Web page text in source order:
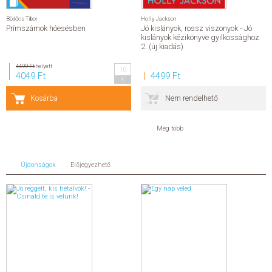
Bödőcs Tibor
Prímszámok hóesésben
4499 Fthelyett
4049 Ft
10
Kosárba
Holly Jackson
Jó kislányok, rossz viszonyok - Jó
kislányok kézikönyve gyilkossághoz
2. (új kiadás)
4499 Ft
Nem rendelhető
Még több
Újdonságok Előjegyezhető
Utazás
Utazás
Útikönyv
Napjaink, gazdaság, politika
Gazdaság
Politika
További címek
Vallás
Segédkönyv, tankönyv
Ismeretterjesztő
Család, gyermeknevelés
Ezotéria
Gasztronómia
Szakácskönyvek